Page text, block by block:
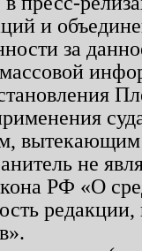
и
за
вытекающим
не
РФ «О